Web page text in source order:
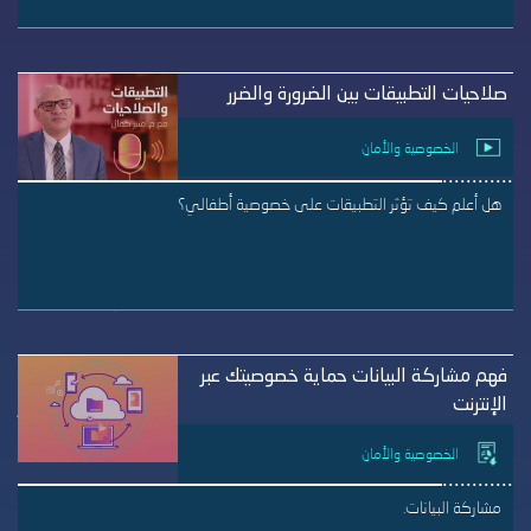
صلاحيات التطبيقات بين الضرورة والضرر
الخصوصية والأمان
هل أعلم كيف تؤثر التطبيقات على خصوصية أطفالي؟
فهم مشاركة البيانات حماية خصوصيتك عبر
الإنترنت
الخصوصية والأمان
مشاركة البيانات.